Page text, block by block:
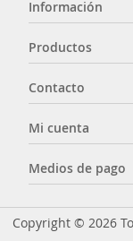
Información
Productos
Contacto
Mi cuenta
Medios de pago
Copyright © 2026